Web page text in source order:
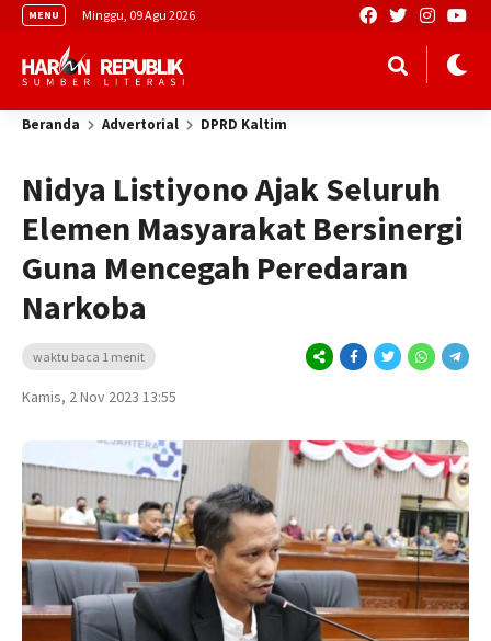
MENU Minggu, 09 Agu 2026
Beranda Advertorial DPRD Kaltim
Nidya Listiyono Ajak Seluruh
Elemen Masyarakat Bersinergi
Guna Mencegah Peredaran
Narkoba
waktu baca 1 menit
Kamis, 2 Nov 2023 13:55